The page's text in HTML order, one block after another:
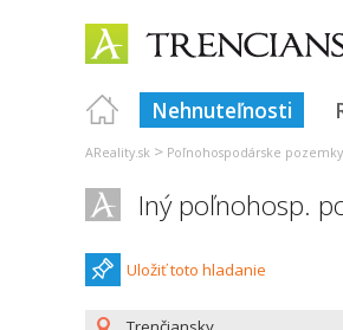
Nehnuteľnosti
AReality.sk > Poľnohospodárske
Iný poľnohosp.
Uložiť toto hladanie